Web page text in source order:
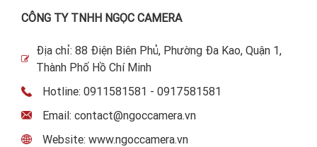
CÔNG TY TNHH NGỌC CAMERA
Địa chỉ: 88 Điện Biên Phủ, Phường Đa Kao, Quận 1,
Thành Phố Hồ Chí Minh
Hotline: 0911581581 - 0917581581
Email: contact@ngoccamera.vn
Website: www.ngoccamera.vn